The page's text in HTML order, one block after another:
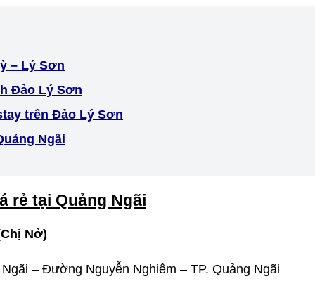
– Lý Sơn
Đảo Lý Sơn
trên Đảo Lý Sơn
Ngãi
rẻ tại Quảng Ngãi
Chị Nở)
– Đường Nguyễn Nghiêm – TP. Quảng Ngãi